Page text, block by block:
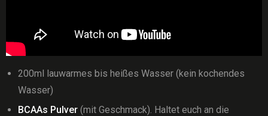
200ml lauwarmes bis heißes Wasser (kein kochendes
Wasser)
BCAAs Pulver (mit Geschmack). Haltet euch an die